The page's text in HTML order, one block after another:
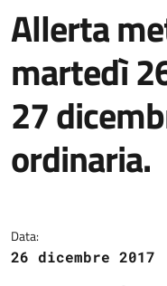
Allerta
martedì
27
ordinaria.
Data:
26 dicembre 2017